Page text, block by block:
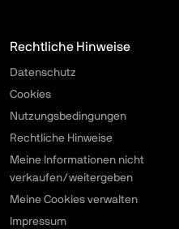
Rechtliche Hinweise
Datenschutz
Cookies
Nutzungsbedingungen
Rechtliche Hinweise
Meine Informationen nicht
verkaufen/weitergeben
Meine Cookies verwalten
Impressum